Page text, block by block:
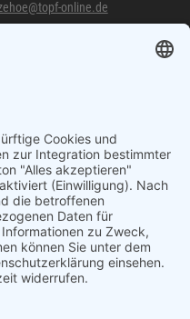
online.de
/ 21 04 04 04-04
online.de
und mehr